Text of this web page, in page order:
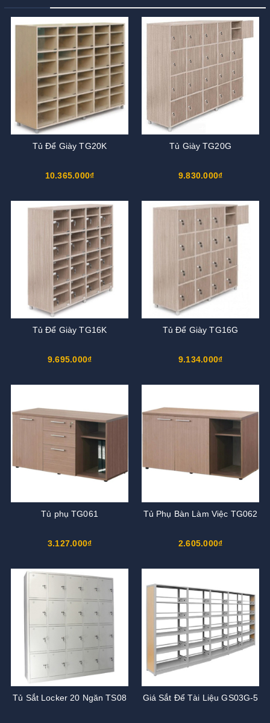
Tủ Để Giày TG20K
10.365.000₫
Tủ Giày TG20G
9.830.000₫
Tủ Để Giày TG16K
9.695.000₫
Tủ Để Giày TG16G
9.134.000₫
Tủ phụ TG061
3.127.000₫
Tủ Phụ Bàn Làm Việc TG062
2.605.000₫
Tủ Sắt Locker 20 Ngăn TS08 Giá Sắt Để Tài Liệu GS03G-5